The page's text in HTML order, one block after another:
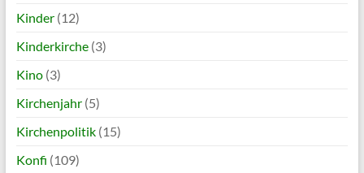
Kinder(12)
Kinderkirche(3)
Kino(3)
Kirchenjahr(5)
Kirchenpolitik(15)
Konfi (109)